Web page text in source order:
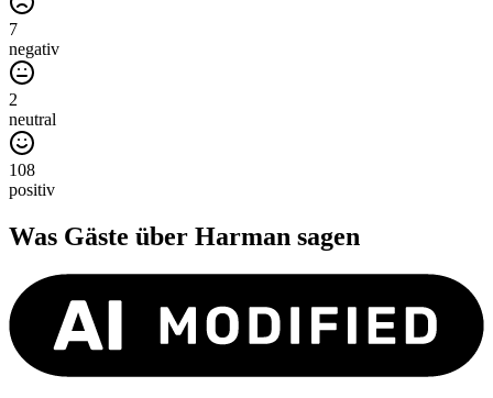
7
negativ
2
neutral
108
positiv
Was Gäste über Harman sagen